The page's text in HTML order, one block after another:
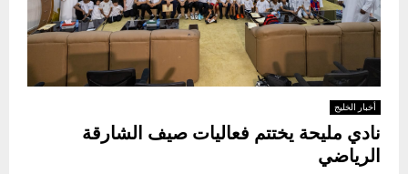
أخبار الخليج
نادي مليحة يختتم فعاليات صيف الشارقة
الرياضي